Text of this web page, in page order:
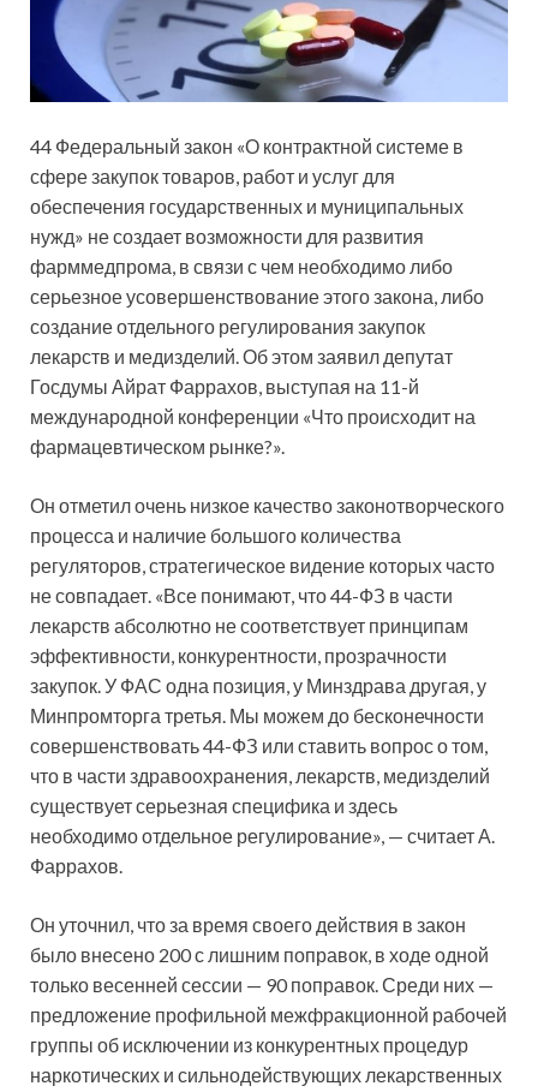
44 Федеральный закон «О контрактной системе в
сфере закупок товаров, работ и услуг для
обеспечения государственных и муниципальных
нужд» не создает возможности для развития
фарммедпрома, в связи с чем необходимо либо
серьезное усовершенствование этого закона, либо
создание отдельного регулирования закупок
лекарств и медизделий. Об этом заявил депутат
Госдумы Айрат Фаррахов, выступая на 11-й
международной конференции «Что происходит на
фармацевтическом рынке?».
Он отметил очень низкое качество законотворческого
процесса и наличие большого количества
регуляторов, стратегическое видение которых часто
не совпадает. «Все понимают, что 44-ФЗ в части
лекарств абсолютно не соответствует принципам
эффективности, конкурентности, прозрачности
закупок. У ФАС одна позиция, у Минздрава другая, у
Минпромторга третья. Мы можем до бесконечности
совершенствовать 44-ФЗ или ставить вопрос о том,
что в части здравоохранения, лекарств, медизделий
существует серьезная специфика и здесь
необходимо отдельное регулирование», — считает А.
Фаррахов.
Он уточнил, что за время своего действия в закон
было внесено 200 с лишним поправок, в ходе одной
только весенней сессии — 90 поправок. Среди них —
предложение профильной межфракционной рабочей
группы об исключении из конкурентных процедур
наркотических и сильнодействующих лекарственных